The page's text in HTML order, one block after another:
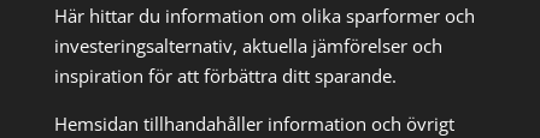
Här hittar du information om olika sparformer och
investeringsalternativ, aktuella jämförelser och
inspiration för att förbättra ditt sparande.
Hemsidan tillhandahåller information och övrigt